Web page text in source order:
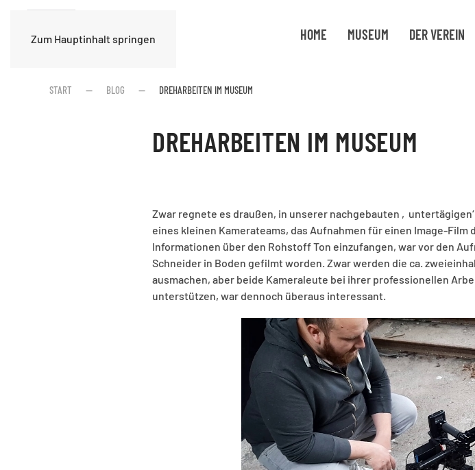
Zum Hauptinhalt springen HOME MUSEUM DER VEREIN
START BLOG DREHARBEITEN IM MUSEUM
DREHARBEITEN IM MUSEUM
Zwar regnete es draußen, in unserer nachgebauten
eines kleinen Kamerateams, das Aufnahmen für einen Image-
Informationen über den Rohstoff Ton einzufangen, war vor den
Schneider in Boden gefilmt worden. Zwar werden die ca.
ausmachen, aber beide Kameraleute bei ihrer professionellen
unterstützen, war dennoch überaus interessant.